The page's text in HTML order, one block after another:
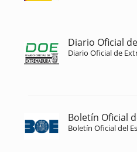
Diario Oficial
Diario Oficial de
Boletín Oficial
Boletín Oficial del